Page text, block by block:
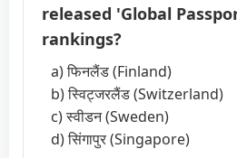
released 'Global
rankings?
a) फिनलैंड (Finland)
b) स्विट्जरलैंड (Switzerland)
c) स्वीडन (Sweden)
d) सिंगापुर (Singapore)